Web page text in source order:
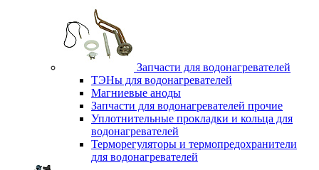
Запчасти для водонагревателей
ТЭНы для водонагревателей
Магниевые аноды
Запчасти для водонагревателей прочие
Уплотнительные прокладки и кольца для
водонагревателей
Терморегуляторы и термопредохранители
для водонагревателей